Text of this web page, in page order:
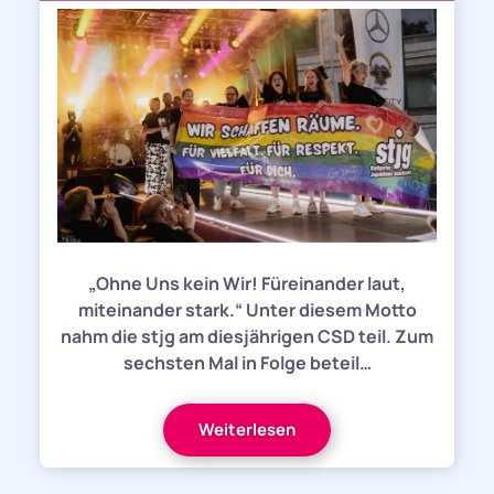
„Ohne Uns kein Wir! Füreinander laut,
miteinander stark.“ Unter diesem Motto
nahm die stjg am diesjährigen CSD teil. Zum
sechsten Mal in Folge beteil…
Weiterlesen